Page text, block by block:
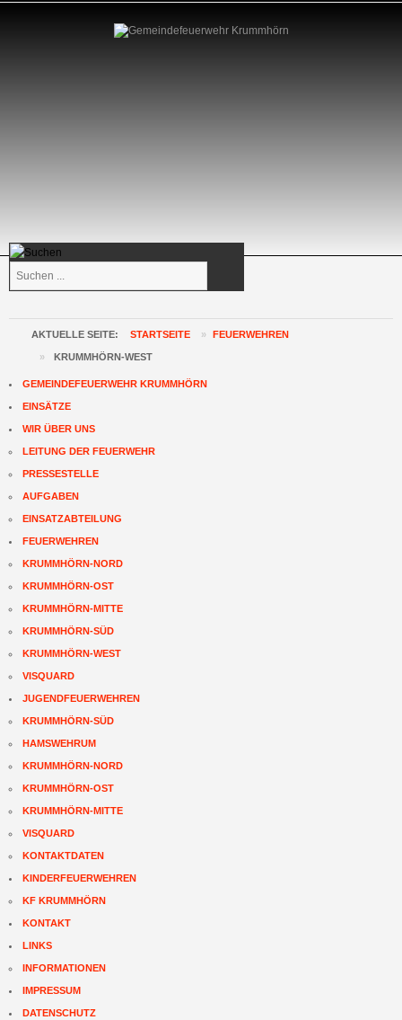
AKTUELLE SEITE: STARTSEITE » FEUERWEHREN
» KRUMMHÖRN-WEST
GEMEINDEFEUERWEHR KRUMMHÖRN
EINSÄTZE
WIR ÜBER UNS
LEITUNG DER FEUERWEHR
PRESSESTELLE
AUFGABEN
EINSATZABTEILUNG
FEUERWEHREN
KRUMMHÖRN-NORD
KRUMMHÖRN-OST
KRUMMHÖRN-MITTE
KRUMMHÖRN-SÜD
KRUMMHÖRN-WEST
VISQUARD
JUGENDFEUERWEHREN
KRUMMHÖRN-SÜD
HAMSWEHRUM
KRUMMHÖRN-NORD
KRUMMHÖRN-OST
KRUMMHÖRN-MITTE
VISQUARD
KONTAKTDATEN
KINDERFEUERWEHREN
KF KRUMMHÖRN
KONTAKT
LINKS
INFORMATIONEN
IMPRESSUM
DATENSCHUTZ